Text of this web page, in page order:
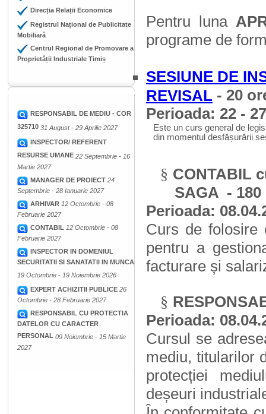
Direcția Relații Economice
Registrul Național de Publicitate
Mobiliară
Centrul Regional de Promovare a
Proprietății Industriale Timiș
RESPONSABIL DE MEDIU - COR
325710 31 August - 29 Aprilie 2027
INSPECTOR/ REFERENT
RESURSE UMANE 22 Septembrie - 16
Martie 2027
MANAGER DE PROIECT 24
Septembrie - 28 Ianuarie 2027
ARHIVAR 12 Octombrie - 08
Februarie 2027
CONTABIL 12 Octombrie - 08
Februarie 2027
INSPECTOR IN DOMENIUL
SECURITATII SI SANATATII IN MUNCA
19 Octombrie - 19 Noiembrie 2026
EXPERT ACHIZITII PUBLICE 26
Octombrie - 28 Februarie 2027
RESPONSABIL CU PROTECTIA
DATELOR CU CARACTER
PERSONAL 09 Noiembrie - 15 Martie
2027
Pentru luna
programe de
SESIUNE DE
REVISAL - 20
Perioada: 22 -
Este un curs general de
din momentul desfășurării
§ CONTABIL
SAGA -
Perioada:
Curs de folosire
pentru a
facturare și
§
Perioada:
Cursul se
mediu, titularilor
protecției
deșeuri